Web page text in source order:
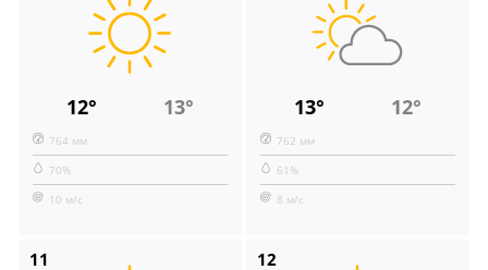
12° 13°
764 мм
70%
10 м/с
13° 12°
762 мм
61%
8 м/с
11 12